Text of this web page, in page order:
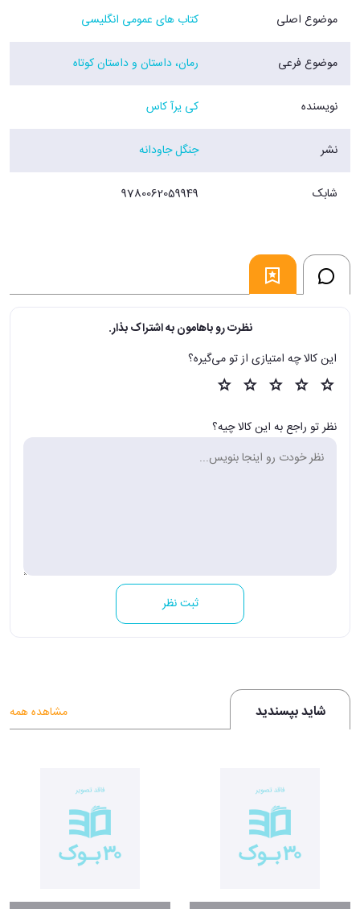
موضوع اصلی کتاب های عمومی انگلیسی
موضوع فرعی رمان، داستان و داستان کوتاه
نویسنده کی یرآ کاس
نشر جنگل جاودانه
شابک 9780062059949
نظرت رو باهامون به اشتراک بذار.
این کالا چه امتیازی از تو می‌گیره؟
نظر تو راجع به این کالا چیه؟
ثبت نظر
شاید بپسندید مشاهده همه